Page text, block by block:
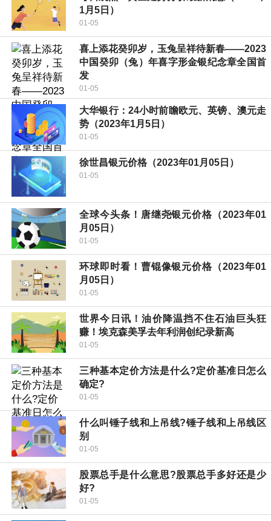
1月5日）
01-05
喜上添花癸卯岁，玉兔呈祥待新春——2023
中国癸卯（兔）年喜字形金银纪念章全国首
发
01-05
大华银行：24小时前瞻欧元、英镑、澳元走
势（2023年1月5日）
01-05
徐世昌银元价格（2023年01月05日）
01-05
全球今头条！唐继尧银元价格（2023年01
月05日）
01-05
环球即时看！曹锟像银元价格（2023年01
月05日）
01-05
世界今日讯！油价降温挡不住石油巨头狂
赚！埃克森美孚去年利润创纪录新高
01-05
三种基本定价方法是什么?定价基准日怎么
确定?
01-05
什么叫锤子线和上吊线?锤子线和上吊线区
别
01-05
股票总手是什么意思?股票总手多好还是少
好?
01-05